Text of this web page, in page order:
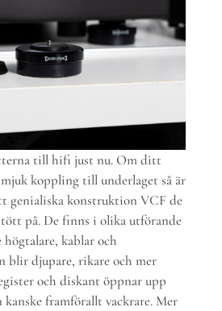
till hifi just nu. Om ditt
mjuk koppling till underlaget så är
genialiska konstruktion VCF de
på. De finns i olika utförande
kablar och
blir djupare, rikare och mer
och diskant öppnar upp
framförallt vackrare. Mer